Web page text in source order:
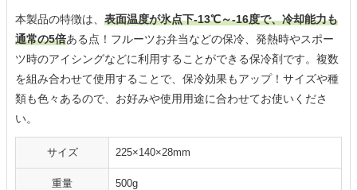
本製品の特徴は、 表面温度が氷点下-13℃～-16度で、冷却能力も
通常の5倍ある点！フルーツお弁当などの保冷、発熱時やスポー
ツ時のアイシングなどに利用することができる保冷剤です。複数
を組み合わせて使用することで、保冷効果もアップ！サイズや種
類も色々あるので、お好みや使用用途に合わせてお使いくださ
い。
サイズ 225×140×28mm
重量 500g